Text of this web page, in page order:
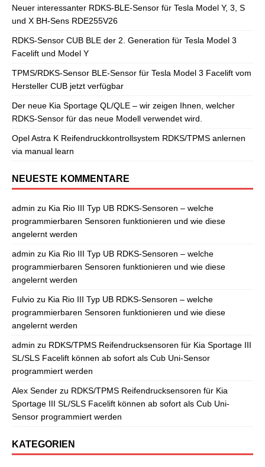
Neuer interessanter RDKS-BLE-Sensor für Tesla Model Y, 3, S
und X BH-Sens RDE255V26
RDKS-Sensor CUB BLE der 2. Generation für Tesla Model 3
Facelift und Model Y
TPMS/RDKS-Sensor BLE-Sensor für Tesla Model 3 Facelift vom
Hersteller CUB jetzt verfügbar
Der neue Kia Sportage QL/QLE – wir zeigen Ihnen, welcher
RDKS-Sensor für das neue Modell verwendet wird.
Opel Astra K Reifendruckkontrollsystem RDKS/TPMS anlernen
via manual learn
NEUESTE KOMMENTARE
admin zu Kia Rio III Typ UB RDKS-Sensoren – welche
programmierbaren Sensoren funktionieren und wie diese
angelernt werden
admin zu Kia Rio III Typ UB RDKS-Sensoren – welche
programmierbaren Sensoren funktionieren und wie diese
angelernt werden
Fulvio zu Kia Rio III Typ UB RDKS-Sensoren – welche
programmierbaren Sensoren funktionieren und wie diese
angelernt werden
admin zu RDKS/TPMS Reifendrucksensoren für Kia Sportage III
SL/SLS Facelift können ab sofort als Cub Uni-Sensor
programmiert werden
Alex Sender zu RDKS/TPMS Reifendrucksensoren für Kia
Sportage III SL/SLS Facelift können ab sofort als Cub Uni-
Sensor programmiert werden
KATEGORIEN